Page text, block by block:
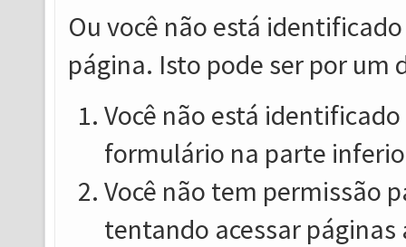
Ou você não está
página. Isto pode ser por um
Você não está
formulário na parte
Você não tem permissão
tentando acessar